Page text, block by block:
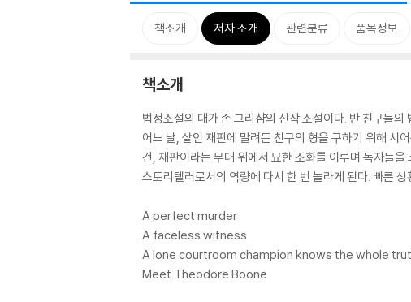
책소개 저자 소개 관련분류 품목정보
책소개
법정소설의 대가 존 그리샴의 신작 소설이다. 반 친구들
어느 날, 살인 재판에 말려든 친구의 형을 구하기 위해 시
건, 재판이라는 무대 위에서 묘한 조화를 이루며 독자들
스토리텔러로서의 역량에 다시 한 번 놀라게 된다. 빠른
A perfect murder
A faceless witness
A lone courtroom champion knows the whole
Meet Theodore Boone